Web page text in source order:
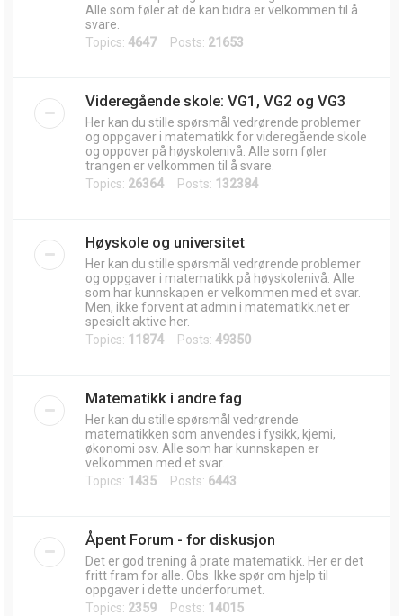
Alle som føler at de kan bidra er velkommen til å
svare.
Topics: 4647Posts: 21653
Videregående skole: VG1, VG2 og VG3
Her kan du stille spørsmål vedrørende problemer
og oppgaver i matematikk for videregående skole
og oppover på høyskolenivå. Alle som føler
trangen er velkommen til å svare.
Topics: 26364 Posts: 132384
Høyskole og universitet
Her kan du stille spørsmål vedrørende problemer
og oppgaver i matematikk på høyskolenivå. Alle
som har kunnskapen er velkommen med et svar.
Men, ikke forvent at admin i matematikk.net er
spesielt aktive her.
Topics: 11874 Posts: 49350
Matematikk i andre fag
Her kan du stille spørsmål vedrørende
matematikken som anvendes i fysikk, kjemi,
økonomi osv. Alle som har kunnskapen er
velkommen med et svar.
Topics: 1435 Posts: 6443
Åpent Forum - for diskusjon
Det er god trening å prate matematikk. Her er det
fritt fram for alle. Obs: Ikke spør om hjelp til
oppgaver i dette underforumet.
Topics: 2359 Posts: 14015